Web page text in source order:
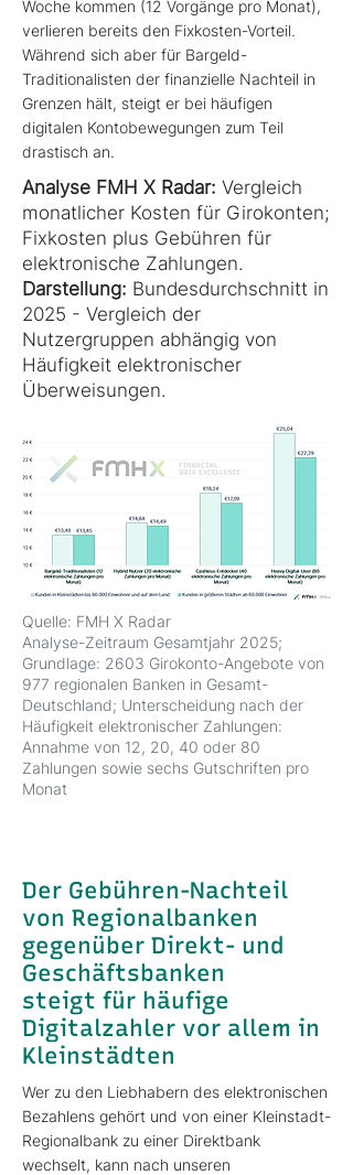
Woche kommen (12 Vorgänge pro Monat),
verlieren bereits den Fixkosten-Vorteil.
Während sich aber für Bargeld-
Traditionalisten der finanzielle Nachteil in
Grenzen hält, steigt er bei häufigen
digitalen Kontobewegungen zum Teil
drastisch an.
Analyse FMH X Radar: Vergleich
monatlicher Kosten für Girokonten;
Fixkosten plus Gebühren für
elektronische Zahlungen.
Darstellung: Bundesdurchschnitt in
2025 - Vergleich der
Nutzergruppen abhängig von
Häufigkeit elektronischer
Überweisungen.
Quelle: FMH X Radar
Analyse-Zeitraum Gesamtjahr 2025;
Grundlage: 2603 Girokonto-Angebote von
977 regionalen Banken in Gesamt-
Deutschland; Unterscheidung nach der
Häufigkeit elektronischer Zahlungen:
Annahme von 12, 20, 40 oder 80
Zahlungen sowie sechs Gutschriften pro
Monat
Der Gebühren-Nachteil
von Regionalbanken
gegenüber Direkt- und
Geschäftsbanken
steigt für häufige
Digitalzahler vor allem in
Kleinstädten
Wer zu den Liebhabern des elektronischen
Bezahlens gehört und von einer Kleinstadt-
Regionalbank zu einer Direktbank
wechselt, kann nach unseren